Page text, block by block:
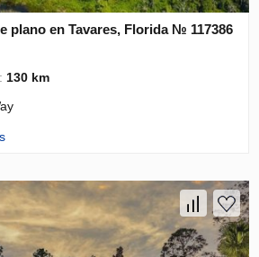
plano en Tavares, Florida № 117386
130 km